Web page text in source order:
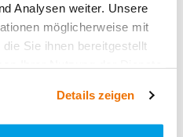
Analysen weiter. Unsere
möglicherweise mit
Sie ihnen bereitgestellt
Details zeigen